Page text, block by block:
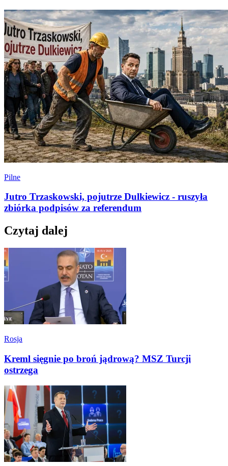
Pilne
Jutro Trzaskowski, pojutrze Dulkiewicz - ruszyła
zbiórka podpisów za referendum
Czytaj dalej
Rosja
Kreml sięgnie po broń jądrową? MSZ Turcji
ostrzega